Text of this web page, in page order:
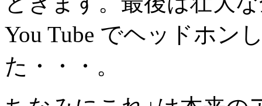
You Tube でヘッドホン
た・・・。